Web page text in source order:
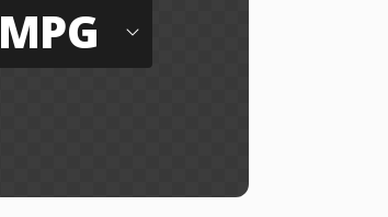
MPG